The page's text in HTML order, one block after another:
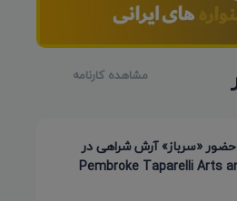
مشاهده کارنامه
«سرباز» آرش شراهی در
Pembroke Taparelli Arts